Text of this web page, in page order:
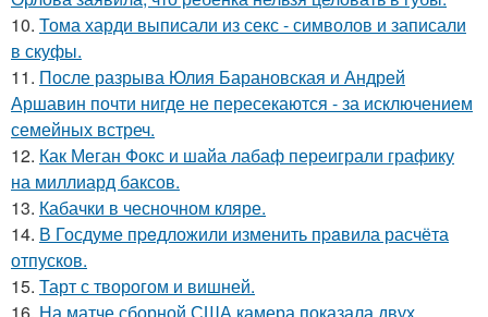
10. Тома харди выписали из секс - символов и записали
в скуфы.
11. После разрыва Юлия Барановская и Андрей
Аршавин почти нигде не пересекаются - за исключением
семейных встреч.
12. Как Меган Фокс и шайа лабаф переиграли графику
на миллиард баксов.
13. Кабачки в чесночном кляре.
14. В Госдуме пpeдложили изменить пpaвила расчёта
отпусков.
15. Тарт с творогом и вишней.
16. На матче сборной США камера показала двух